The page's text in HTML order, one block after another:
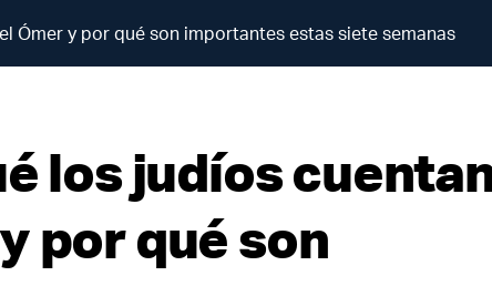
Ómer y por qué son importantes estas siete semanas
los judíos
por qué son